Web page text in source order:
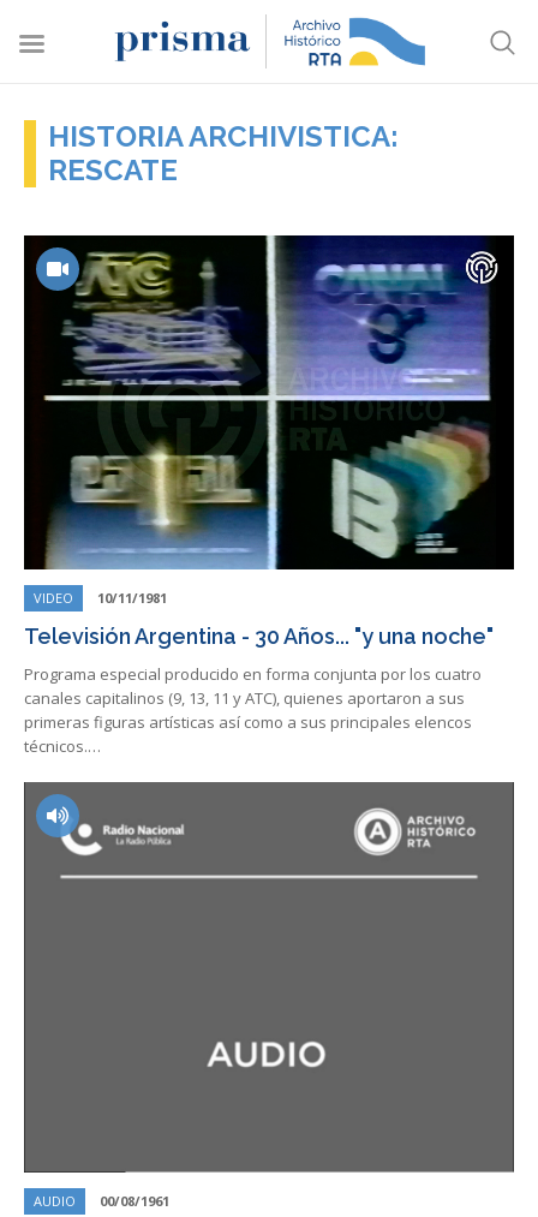
HISTORIA ARCHIVISTICA:
RESCATE
VIDEO 10/11/1981
Televisión Argentina - 30 Años... "y una noche"
Programa especial producido en forma conjunta por los cuatro
canales capitalinos (9, 13, 11 y ATC), quienes aportaron a sus
primeras figuras artísticas así como a sus principales elencos
técnicos.…
AUDIO 00/08/1961